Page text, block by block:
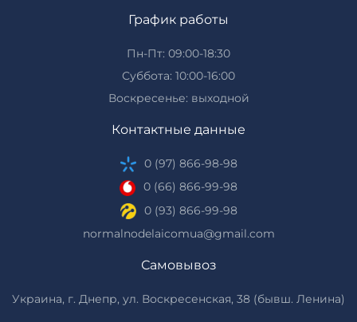
График работы
Пн-Пт: 09:00-18:30
Суббота: 10:00-16:00
Воскресенье: выходной
Контактные данные
0 (97) 866-98-98
0 (66) 866-99-98
0 (93) 866-99-98
normalnodelaicomua@gmail.com
Самовывоз
Украина, г. Днепр, ул. Воскресенская, 38 (бывш. Ленина)